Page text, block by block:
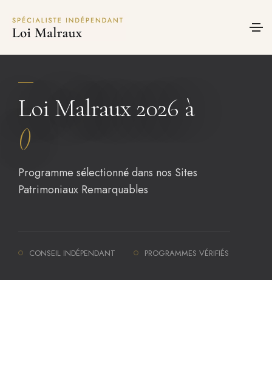
Loi Malraux 2026 à
()
Programme sélectionné dans nos Sites
Patrimoniaux Remarquables
CONSEIL INDÉPENDANT PROGRAMMES VÉRIFIÉS